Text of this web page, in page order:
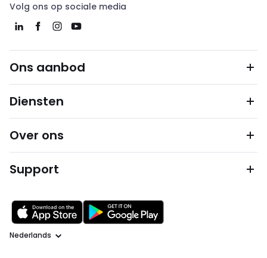
Volg ons op sociale media
Ons aanbod
Diensten
Over ons
Support
Taal